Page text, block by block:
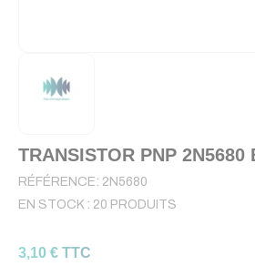
TRANSISTOR PNP 2N5680
RÉFÉRENCE: 2N5680
EN STOCK : 20 PRODUITS
3,10 € TTC